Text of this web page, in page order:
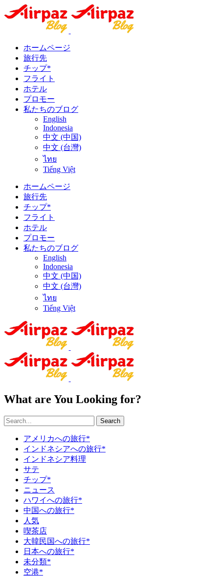
ホームページ
旅行先
チップ*
フライト
ホテル
プロモー
私たちのブログ
English
Indonesia
中文 (中国)
中文 (台灣)
ไทย
Tiếng Việt
ホームページ
旅行先
チップ*
フライト
ホテル
プロモー
私たちのブログ
English
Indonesia
中文 (中国)
中文 (台灣)
ไทย
Tiếng Việt
What are You Looking for?
Search
アメリカへの旅行*
インドネシアへの旅行*
インドネシア料理
サテ
チップ*
ニュース
ハワイへの旅行*
中国への旅行*
人気
喫茶店
大韓民国への旅行*
日本への旅行*
未分類*
空港*